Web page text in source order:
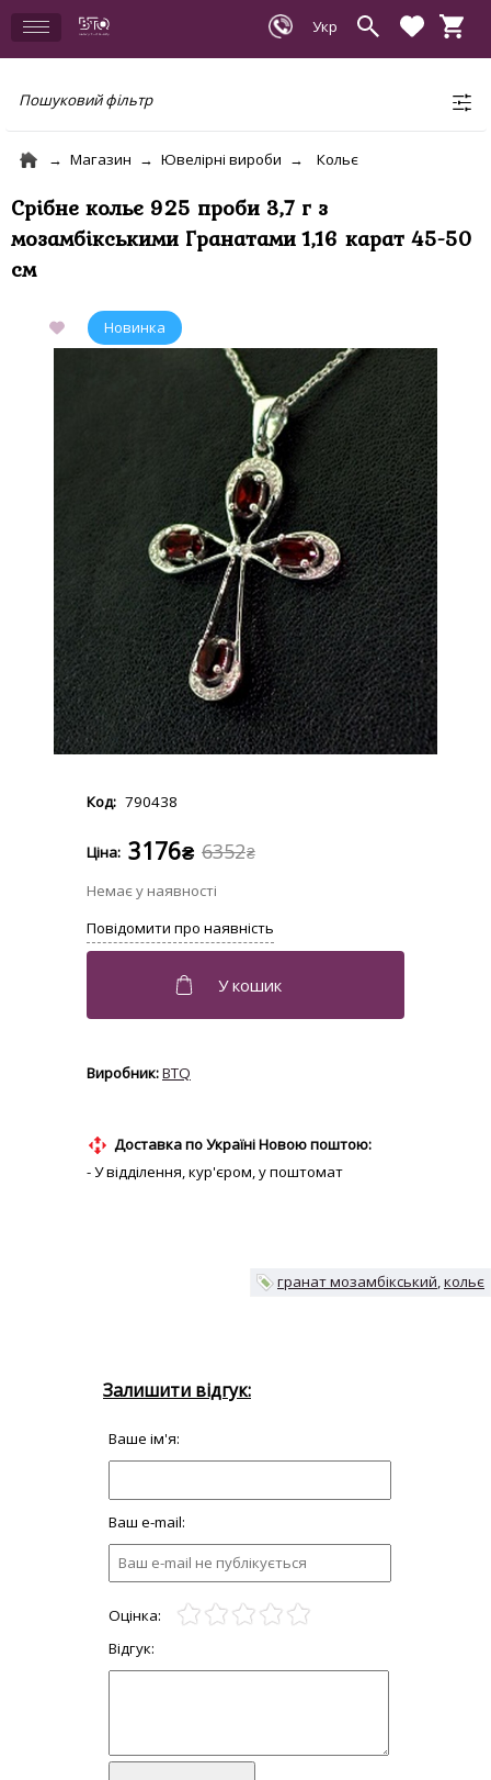
Пошуковий фільтр
Магазин Ювелірні вироби Кольє
Срібне кольє 925 проби 3,7 г з
мозамбікськими Гранатами 1,16 карат 45-50
см
790438
6352₴
3176₴
BTQ
Доставка по Україні Новою поштою:
- У відділення, кур'єром, у поштомат
гранат мозамбікський кольє